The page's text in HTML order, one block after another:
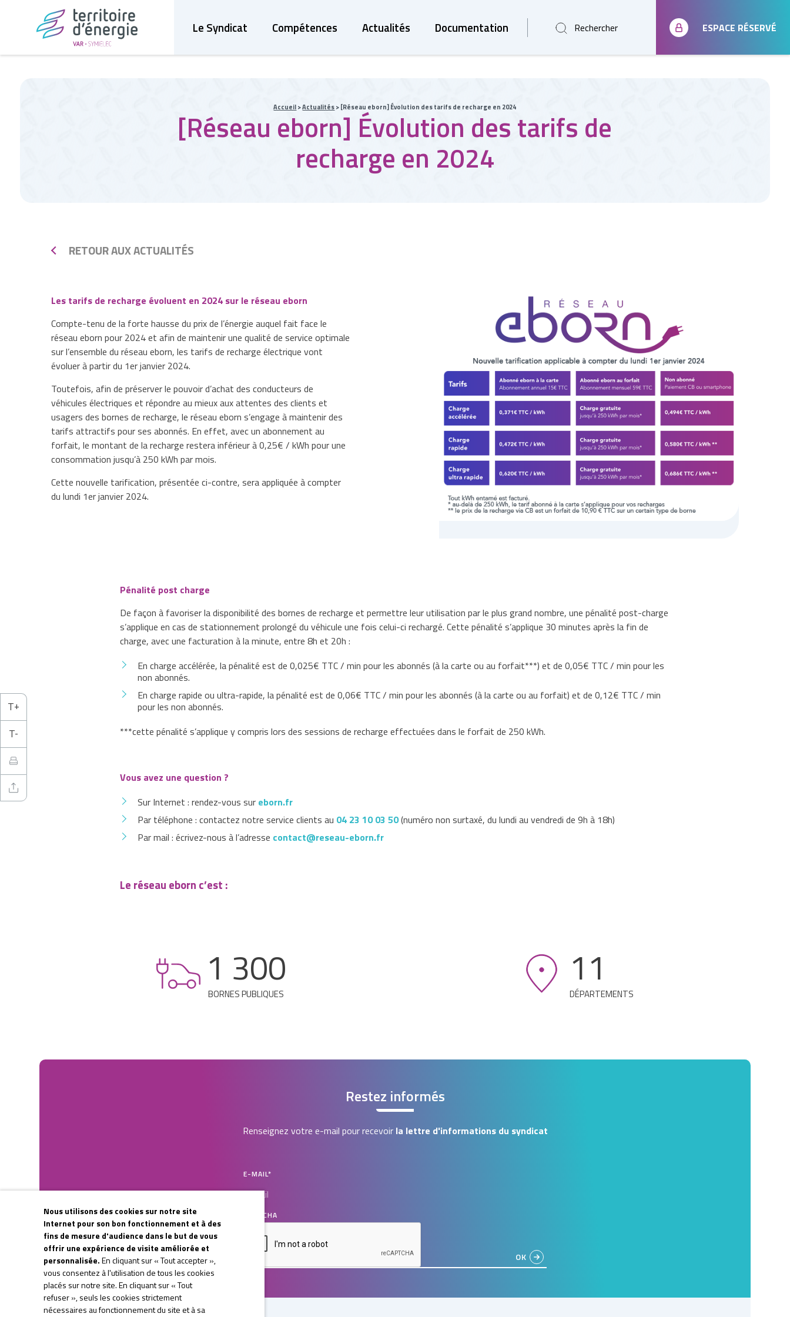
Le Syndicat Compétences Actualités Documentation Rechercher ESPACE RÉSERVÉ
Accueil>Actualités>[Réseau eborn] Évolution des tarifs de recharge en 2024
[Réseau eborn] Évolution des tarifs de
recharge en 2024
RETOUR AUX ACTUALITÉS
Les tarifs de recharge évoluent en 2024 sur le réseau eborn
Compte-tenu de la forte hausse du prix de l’énergie auquel fait face le
réseau eborn pour 2024 et afin de maintenir une qualité de service optimale
sur l’ensemble du réseau eborn, les tarifs de recharge électrique vont
évoluer à partir du 1er janvier 2024.
Toutefois, afin de préserver le pouvoir d’achat des conducteurs de
véhicules électriques et répondre au mieux aux attentes des clients et
usagers des bornes de recharge, le réseau eborn s’engage à maintenir des
tarifs attractifs pour ses abonnés. En effet, avec un abonnement au
forfait, le montant de la recharge restera inférieur à 0,25€ / kWh pour une
consommation jusqu’à 250 kWh par mois.
Cette nouvelle tarification, présentée ci-contre, sera appliquée à compter
du lundi 1er janvier 2024.
Pénalité post charge
De façon à favoriser la disponibilité des bornes de recharge et permettre leur utilisation par le plus grand nombre, une pénalité post-charge
s’applique en cas de stationnement prolongé du véhicule une fois celui-ci rechargé. Cette pénalité s’applique 30 minutes après la fin de
charge, avec une facturation à la minute, entre 8h et 20h :
En charge accélérée, la pénalité est de 0,025€ TTC / min pour les abonnés (à la carte ou au forfait***) et de 0,05€ TTC / min pour les
non abonnés.
En charge rapide ou ultra-rapide, la pénalité est de 0,06€ TTC / min pour les abonnés (à la carte ou au forfait) et de 0,12€ TTC / min
pour les non abonnés.
***cette pénalité s’applique y compris lors des sessions de recharge effectuées dans le forfait de 250 kWh.
Vous avez une question ?
Sur Internet : rendez-vous sur eborn.fr
Par téléphone : contactez notre service clients au 04 23 10 03 50(numéro non surtaxé, du lundi au vendredi de 9h à 18h)
Par mail : écrivez-nous à l’adresse contact@reseau-eborn.fr
Le réseau eborn c’est :
1 300
BORNES PUBLIQUES
11
DÉPARTEMENTS
Restez informés
Renseignez votre e-mail pour recevoir la lettre d'informations du syndicat
E-MAIL*
CAPTCHA
Nous utilisons des cookies sur notre site
Internet pour son bon fonctionnement et à des
fins de mesure d'audience dans le but de vous
offrir une expérience de visite améliorée et
personnalisée.En cliquant sur « Tout accepter »,
vous consentez à l'utilisation de tous les cookies
placés sur notre site. En cliquant sur « Tout
refuser », seuls les cookies strictement
nécessaires au fonctionnement du site et à sa